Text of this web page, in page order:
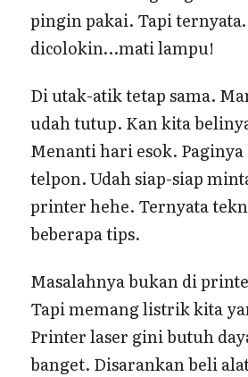
pingin pakai. Tapi
dicolokin…mati lampu!
Di utak-atik tetap sama.
udah tutup. Kan kita
Menanti hari esok.
telpon. Udah siap-siap
printer hehe. Ternyata
beberapa tips.
Masalahnya bukan di
Tapi memang listrik kita
Printer laser gini butuh
banget. Disarankan beli